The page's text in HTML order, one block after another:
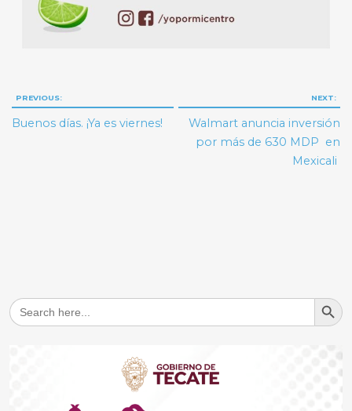
Navegación
de
PREVIOUS:
Buenos días. ¡Ya es viernes!
NEXT:
Walmart anuncia inversión
por más de 630 MDP en
Mexicali
Search
for:
Search